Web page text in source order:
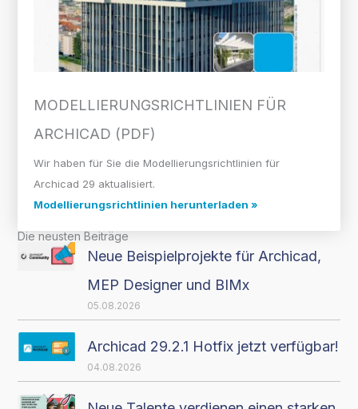
MODELLIERUNGS­RICHTLINIEN FÜR
ARCHICAD (PDF)
Wir haben für Sie die Modellierungsrichtlinien für
Archicad 29 aktualisiert.
Modellierungsrichtlinien herunterladen »
Die neusten Beiträge
Neue Beispielprojekte für Archicad,
MEP Designer und BIMx
05.08.2026
Archicad 29.2.1 Hotfix jetzt verfügbar!
04.08.2026